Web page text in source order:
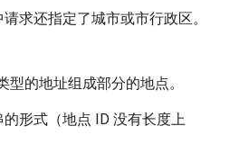
求还指定了城市或市行政区。
型的地址组成部分的地点。
形式（地点 ID 没有长度上